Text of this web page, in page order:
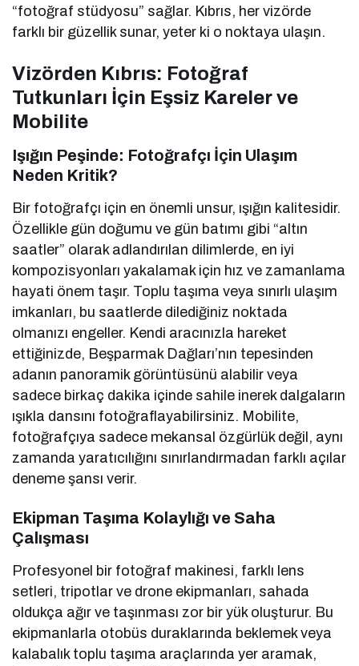
“fotoğraf stüdyosu” sağlar. Kıbrıs, her vizörde
farklı bir güzellik sunar, yeter ki o noktaya ulaşın.
Vizörden Kıbrıs: Fotoğraf
Tutkunları İçin Eşsiz Kareler ve
Mobilite
Işığın Peşinde: Fotoğrafçı İçin Ulaşım
Neden Kritik?
Bir fotoğrafçı için en önemli unsur, ışığın kalitesidir.
Özellikle gün doğumu ve gün batımı gibi “altın
saatler” olarak adlandırılan dilimlerde, en iyi
kompozisyonları yakalamak için hız ve zamanlama
hayati önem taşır. Toplu taşıma veya sınırlı ulaşım
imkanları, bu saatlerde dilediğiniz noktada
olmanızı engeller. Kendi aracınızla hareket
ettiğinizde, Beşparmak Dağları’nın tepesinden
adanın panoramik görüntüsünü alabilir veya
sadece birkaç dakika içinde sahile inerek dalgaların
ışıkla dansını fotoğraflayabilirsiniz. Mobilite,
fotoğrafçıya sadece mekansal özgürlük değil, aynı
zamanda yaratıcılığını sınırlandırmadan farklı açılar
deneme şansı verir.
Ekipman Taşıma Kolaylığı ve Saha
Çalışması
Profesyonel bir fotoğraf makinesi, farklı lens
setleri, tripotlar ve drone ekipmanları, sahada
oldukça ağır ve taşınması zor bir yük oluşturur. Bu
ekipmanlarla otobüs duraklarında beklemek veya
kalabalık toplu taşıma araçlarında yer aramak,